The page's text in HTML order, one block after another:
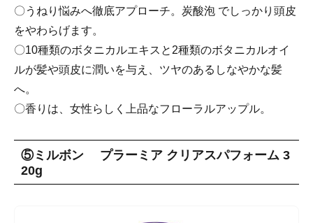
〇うねり悩みへ徹底アプローチ。炭酸泡 でしっかり頭皮
をやわらげます。
〇10種類のボタニカルエキスと2種類のボタニカルオイ
ルが髪や頭皮に潤いを与え、ツヤのあるしなやかな髪
へ。
〇香りは、女性らしく上品なフローラルアップル。
⑤ミルボン プラーミア クリアスパフォーム 3
20g